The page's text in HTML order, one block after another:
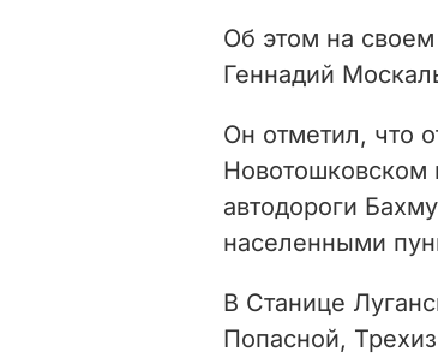
Об этом на своем
Геннадий
Он отметил, что
Новотошковском
автодороги
населенными
В Станице
Попасной,